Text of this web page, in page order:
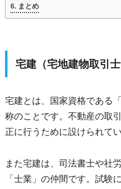
まとめ
宅建（宅地建物取引
宅建とは、国家資格である
称のことです。不動産の取
正に行うために設けられてい
また宅建は、司法書士や社
「士業」の仲間です。試験